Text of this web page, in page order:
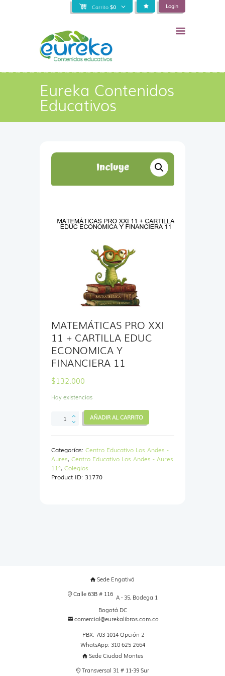
Carrito $0 Login
Eureka Contenidos
Educativos
MATEMÁTICAS PRO XXI
11 + CARTILLA EDUC
ECONOMICA Y
FINANCIERA 11
$132.000
Hay existencias
MATEMÁTICAS
XXI
+
CARTILLA
EDUC
ECONOMICA
AÑADIR AL CARRITO
Categorías: Centro Educativo Los Andes -
Aures, Centro Educativo Los Andes - Aures
11°, Colegios
Product ID: 31770
Sede Engativá
Calle 63B # 116 A - 35, Bodega 1
Bogotá DC
comercial@eurekalibros.com.co
PBX: 703 1014 Opción 2
WhatsApp: 310 625 2664
Sede Ciudad Montes
Transversal 31 # 11-39 Sur